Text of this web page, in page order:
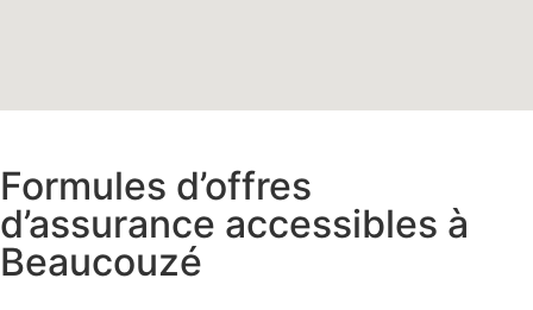
Formules d’offres
d’assurance accessibles à
Beaucouzé